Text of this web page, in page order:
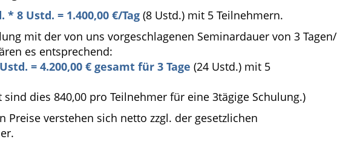
* 8 Ustd. = 1.400,00 €/Tag (8 Ustd.) mit 5 Teilnehmern.
mit der von uns vorgeschlagenen Seminardauer von 3 Tagen/
es entsprechend:
= 4.200,00 € gesamt für 3 Tage (24 Ustd.) mit 5
sind dies 840,00 pro Teilnehmer für eine 3tägige Schulung.)
Preise verstehen sich netto zzgl. der gesetzlichen